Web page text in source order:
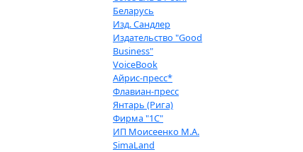
Беларусь
Изд. Сандлер
Издательство "Good
Business"
VoiceBook
Айрис-пресс*
Флавиан-пресс
Янтарь (Рига)
Фирма "1С"
ИП Моисеенко М.А.
SimaLand